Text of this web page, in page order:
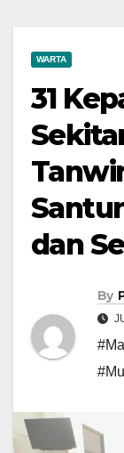
WARTA
31
dan
By